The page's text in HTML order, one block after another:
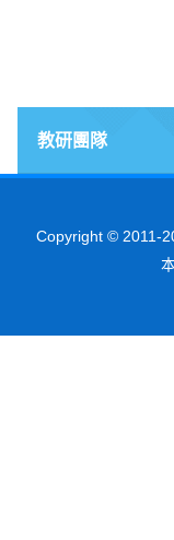
教研團隊
Copyright © 2011-